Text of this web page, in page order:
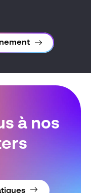
à nos